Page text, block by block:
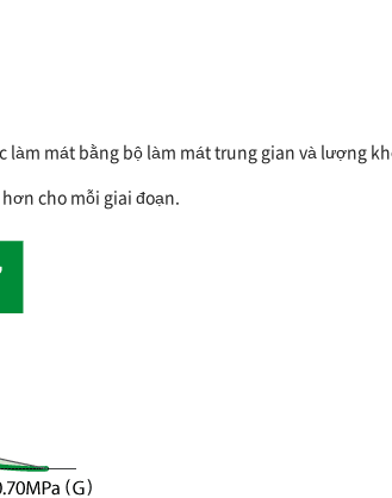
mát bằng bộ làm mát trung gian và lượng
cho mỗi giai đoạn.